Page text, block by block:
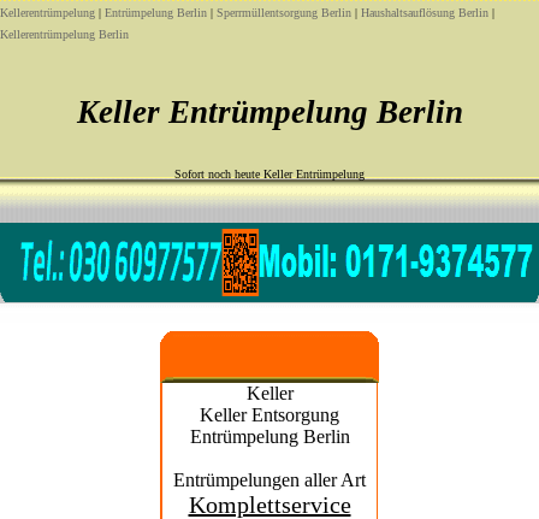
Kellerentrümpelung | Entrümpelung Berlin | Sperrmüllentsorgung Berlin | Haushaltsauflösung Berlin |
Kellerentrümpelung Berlin
Keller Entrümpelung Berlin
Sofort noch heute Keller Entrümpelung
Keller
Keller Entsorgung
Entrümpelung Berlin
Entrümpelungen aller Art
Komplettservice